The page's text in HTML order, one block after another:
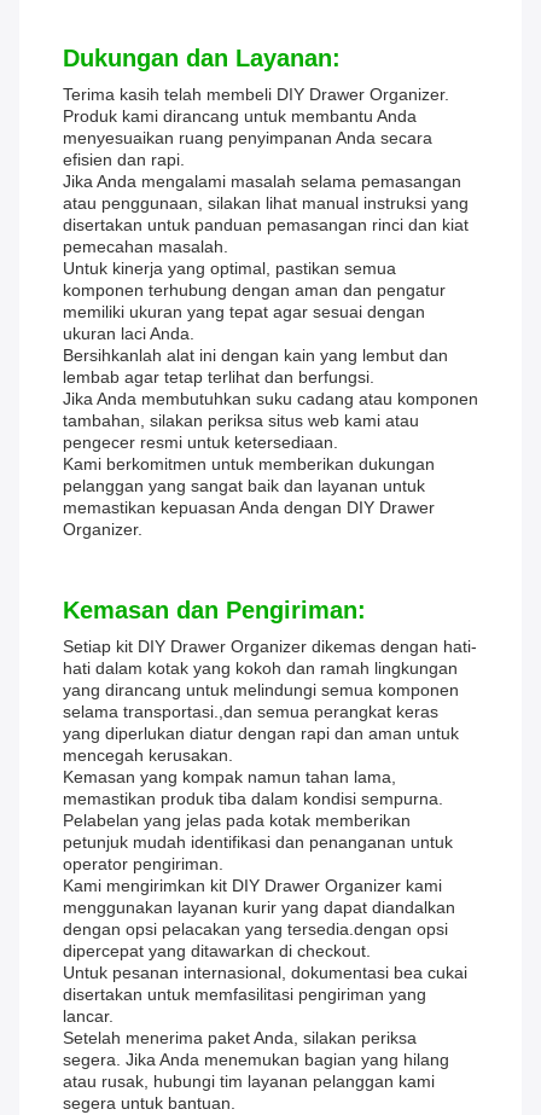
Dukungan dan Layanan:
Terima kasih telah membeli DIY Drawer Organizer.
Produk kami dirancang untuk membantu Anda
menyesuaikan ruang penyimpanan Anda secara
efisien dan rapi.
Jika Anda mengalami masalah selama pemasangan
atau penggunaan, silakan lihat manual instruksi yang
disertakan untuk panduan pemasangan rinci dan kiat
pemecahan masalah.
Untuk kinerja yang optimal, pastikan semua
komponen terhubung dengan aman dan pengatur
memiliki ukuran yang tepat agar sesuai dengan
ukuran laci Anda.
Bersihkanlah alat ini dengan kain yang lembut dan
lembab agar tetap terlihat dan berfungsi.
Jika Anda membutuhkan suku cadang atau komponen
tambahan, silakan periksa situs web kami atau
pengecer resmi untuk ketersediaan.
Kami berkomitmen untuk memberikan dukungan
pelanggan yang sangat baik dan layanan untuk
memastikan kepuasan Anda dengan DIY Drawer
Organizer.
Kemasan dan Pengiriman:
Setiap kit DIY Drawer Organizer dikemas dengan hati-
hati dalam kotak yang kokoh dan ramah lingkungan
yang dirancang untuk melindungi semua komponen
selama transportasi.,dan semua perangkat keras
yang diperlukan diatur dengan rapi dan aman untuk
mencegah kerusakan.
Kemasan yang kompak namun tahan lama,
memastikan produk tiba dalam kondisi sempurna.
Pelabelan yang jelas pada kotak memberikan
petunjuk mudah identifikasi dan penanganan untuk
operator pengiriman.
Kami mengirimkan kit DIY Drawer Organizer kami
menggunakan layanan kurir yang dapat diandalkan
dengan opsi pelacakan yang tersedia.dengan opsi
dipercepat yang ditawarkan di checkout.
Untuk pesanan internasional, dokumentasi bea cukai
disertakan untuk memfasilitasi pengiriman yang
lancar.
Setelah menerima paket Anda, silakan periksa
segera. Jika Anda menemukan bagian yang hilang
atau rusak, hubungi tim layanan pelanggan kami
segera untuk bantuan.